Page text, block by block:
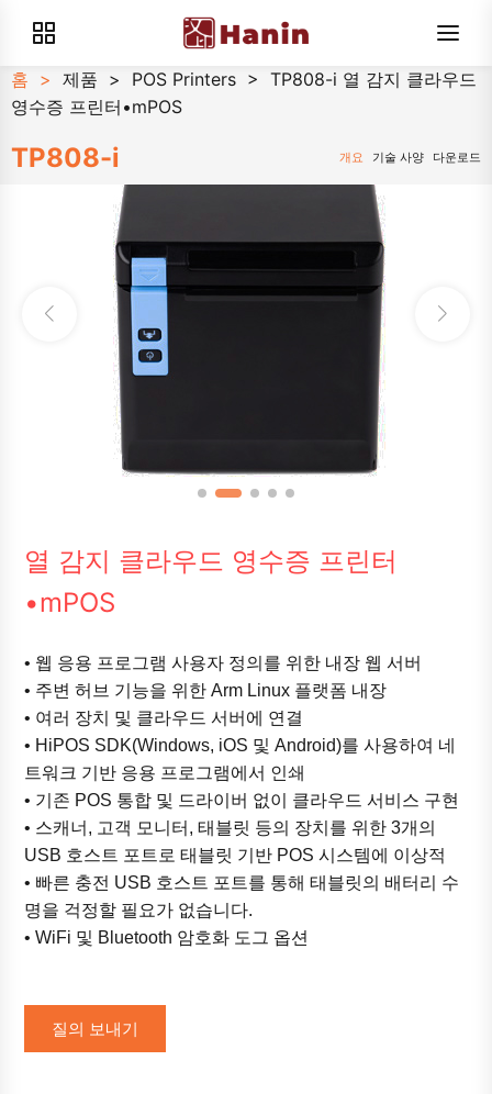
홈 > 제품 > POS Printers > TP808-i 열 감지 클라우드
영수증 프린터•mPOS
TP808-i 개요 기술 사양 다운로드
열 감지 클라우드 영수증 프린터
•mPOS
• 웹 응용 프로그램 사용자 정의를 위한 내장 웹 서버
• 주변 허브 기능을 위한 Arm Linux 플랫폼 내장
• 여러 장치 및 클라우드 서버에 연결
• HiPOS SDK(Windows, iOS 및 Android)를 사용하여 네
트워크 기반 응용 프로그램에서 인쇄
• 기존 POS 통합 및 드라이버 없이 클라우드 서비스 구현
• 스캐너, 고객 모니터, 태블릿 등의 장치를 위한 3개의
USB 호스트 포트로 태블릿 기반 POS 시스템에 이상적
• 빠른 충전 USB 호스트 포트를 통해 태블릿의 배터리 수
명을 걱정할 필요가 없습니다.
• WiFi 및 Bluetooth 암호화 도그 옵션
질의 보내기